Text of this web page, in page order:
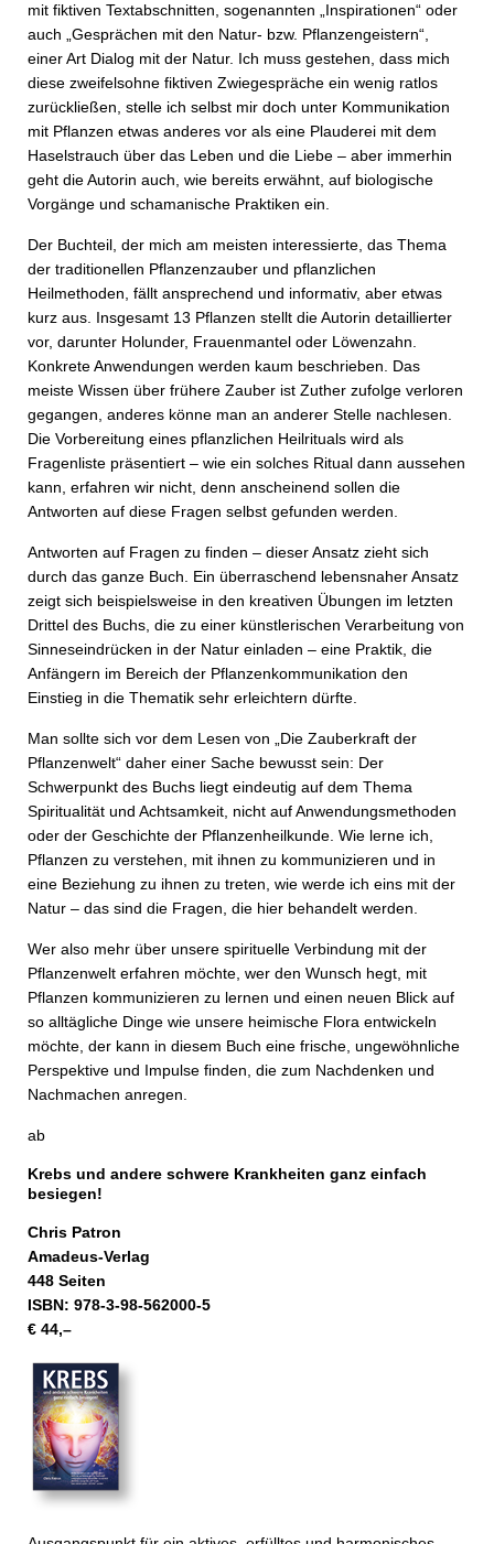
mit fiktiven Textabschnitten, sogenannten „Inspirationen“ oder
auch „Gesprächen mit den Natur- bzw. Pflanzengeistern“,
einer Art Dialog mit der Natur. Ich muss gestehen, dass mich
diese zweifelsohne fiktiven Zwiegespräche ein wenig ratlos
zurückließen, stelle ich selbst mir doch unter Kommunikation
mit Pflanzen etwas anderes vor als eine Plauderei mit dem
Haselstrauch über das Leben und die Liebe – aber immerhin
geht die Autorin auch, wie bereits erwähnt, auf biologische
Vorgänge und schamanische Praktiken ein.
Der Buchteil, der mich am meisten interessierte, das Thema
der traditionellen Pflanzenzauber und pflanzlichen
Heilmethoden, fällt ansprechend und informativ, aber etwas
kurz aus. Insgesamt 13 Pflanzen stellt die Autorin detaillierter
vor, darunter Holunder, Frauenmantel oder Löwenzahn.
Konkrete Anwendungen werden kaum beschrieben. Das
meiste Wissen über frühere Zauber ist Zuther zufolge verloren
gegangen, anderes könne man an anderer Stelle nachlesen.
Die Vorbereitung eines pflanzlichen Heilrituals wird als
Fragenliste präsentiert – wie ein solches Ritual dann aussehen
kann, erfahren wir nicht, denn anscheinend sollen die
Antworten auf diese Fragen selbst gefunden werden.
Antworten auf Fragen zu finden – dieser Ansatz zieht sich
durch das ganze Buch. Ein überraschend lebensnaher Ansatz
zeigt sich beispielsweise in den kreativen Übungen im letzten
Drittel des Buchs, die zu einer künstlerischen Verarbeitung von
Sinneseindrücken in der Natur einladen – eine Praktik, die
Anfängern im Bereich der Pflanzenkommunikation den
Einstieg in die Thematik sehr erleichtern dürfte.
Man sollte sich vor dem Lesen von „Die Zauberkraft der
Pflanzenwelt“ daher einer Sache bewusst sein: Der
Schwerpunkt des Buchs liegt eindeutig auf dem Thema
Spiritualität und Achtsamkeit, nicht auf Anwendungsmethoden
oder der Geschichte der Pflanzenheilkunde. Wie lerne ich,
Pflanzen zu verstehen, mit ihnen zu kommunizieren und in
eine Beziehung zu ihnen zu treten, wie werde ich eins mit der
Natur – das sind die Fragen, die hier behandelt werden.
Wer also mehr über unsere spirituelle Verbindung mit der
Pflanzenwelt erfahren möchte, wer den Wunsch hegt, mit
Pflanzen kommunizieren zu lernen und einen neuen Blick auf
so alltägliche Dinge wie unsere heimische Flora entwickeln
möchte, der kann in diesem Buch eine frische, ungewöhnliche
Perspektive und Impulse finden, die zum Nachdenken und
Nachmachen anregen.
ab
Krebs und andere schwere Krankheiten ganz einfach
besiegen!
Chris Patron
Amadeus-Verlag
448 Seiten
ISBN: 978-3-98-562000-5
€ 44,–